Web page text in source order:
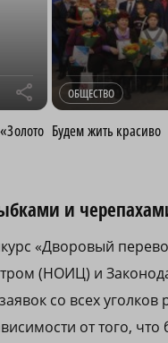
r ОБЩЕСТВО
Будем жить красиво
и
«Дворовый
(НОИЦ) и
заявок со всех
от того,